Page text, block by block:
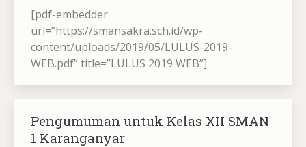
[pdf-embedder
url=”https://smansakra.sch.id/wp-
content/uploads/2019/05/LULUS-2019-
WEB.pdf” title=”LULUS 2019 WEB”]
Pengumuman untuk Kelas XII SMAN
1 Karanganyar